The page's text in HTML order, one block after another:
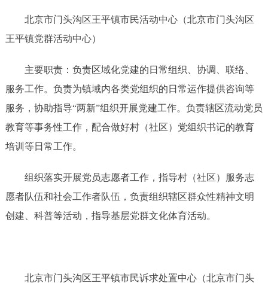
北京市门头沟区王平镇市民活动中心（北京市门头沟区
王平镇党群活动中心）
主要职责：负责区域化党建的日常组织、协调、联络、
服务工作。负责为镇域内各类党组织的日常运作提供咨询等
服务，协助指导“两新”组织开展党建工作。负责辖区流动党员
教育等事务性工作，配合做好村（社区）党组织书记的教育
培训等日常工作。
组织落实开展党员志愿者工作，指导村（社区）服务志
愿者队伍和社会工作者队伍，负责组织辖区群众性精神文明
创建、科普等活动，指导基层党群文化体育活动。
北京市门头沟区王平镇市民诉求处置中心（北京市门头